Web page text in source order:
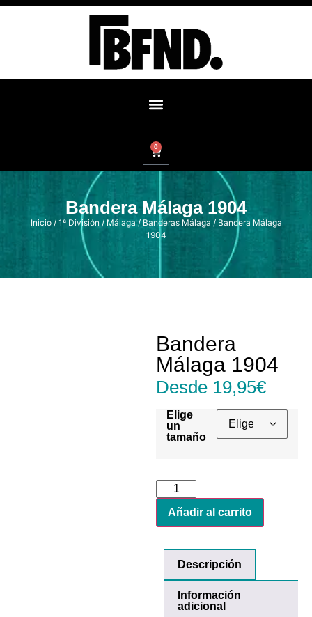
0
Bandera Málaga 1904
Inicio/ 1ª División / Málaga/ Banderas Málaga / Bandera Málaga
1904
Bandera
Málaga 1904
Desde 19,95€
Elige
un
tamaño
Añadir al carrito
Descripción
Información
adicional